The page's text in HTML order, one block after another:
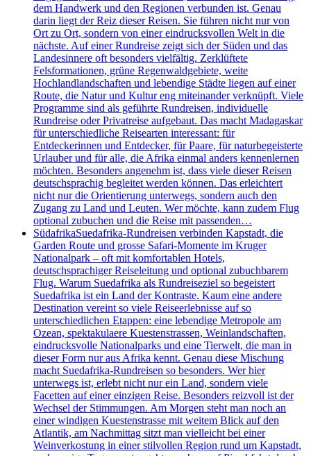
dem Handwerk und den Regionen verbunden ist. Genau
darin liegt der Reiz dieser Reisen. Sie führen nicht nur von
Ort zu Ort, sondern von einer eindrucksvollen Welt in die
nächste. Auf einer Rundreise zeigt sich der Süden und das
Landesinnere oft besonders vielfältig. Zerklüftete
Felsformationen, grüne Regenwaldgebiete, weite
Hochlandlandschaften und lebendige Städte liegen auf einer
Route, die Natur und Kultur eng miteinander verknüpft. Viele
Programme sind als geführte Rundreisen, individuelle
Rundreise oder Privatreise aufgebaut. Das macht Madagaskar
für unterschiedliche Reisearten interessant: für
Entdeckerinnen und Entdecker, für Paare, für naturbegeisterte
Urlauber und für alle, die Afrika einmal anders kennenlernen
möchten. Besonders angenehm ist, dass viele dieser Reisen
deutschsprachig begleitet werden können. Das erleichtert
nicht nur die Orientierung unterwegs, sondern auch den
Zugang zu Land und Leuten. Wer möchte, kann zudem Flug
optional zubuchen und die Reise mit passenden…
SüdafrikaSuedafrika-Rundreisen verbinden Kapstadt, die
Garden Route und grosse Safari-Momente im Kruger
Nationalpark – oft mit komfortablen Hotels,
deutschsprachiger Reiseleitung und optional zubuchbarem
Flug. Warum Suedafrika als Rundreiseziel so begeistert
Suedafrika ist ein Land der Kontraste. Kaum eine andere
Destination vereint so viele Reiseerlebnisse auf so
unterschiedlichen Etappen: eine lebendige Metropole am
Ozean, spektakulaere Kuestenstrassen, Weinlandschaften,
eindrucksvolle Nationalparks und eine Tierwelt, die man in
dieser Form nur aus Afrika kennt. Genau diese Mischung
macht Suedafrika-Rundreisen so besonders. Wer hier
unterwegs ist, erlebt nicht nur ein Land, sondern viele
Facetten auf einer einzigen Reise. Besonders reizvoll ist der
Wechsel der Stimmungen. Am Morgen steht man noch an
einer windigen Kuestenstrasse mit weitem Blick auf den
Atlantik, am Nachmittag sitzt man vielleicht bei einer
Weinverkostung in einer stilvollen Region rund um Kapstadt,